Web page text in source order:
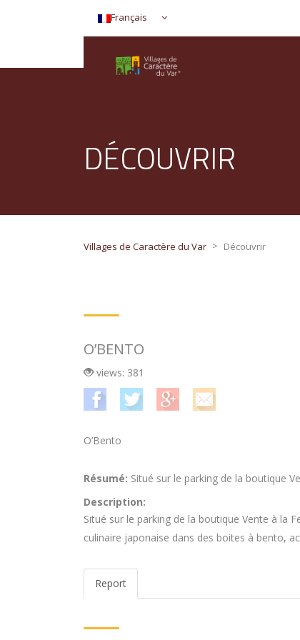
Français
DÉCOUVRIR
Villages de Caractère du Var > Découvrir
O’BENTO
views: 381
O’Bento
Résumé: Situé sur le parking de la boutique
Description:
Situé sur le parking de la boutique Vente à la
culinaire japonaise dans des boites à bento,
Report